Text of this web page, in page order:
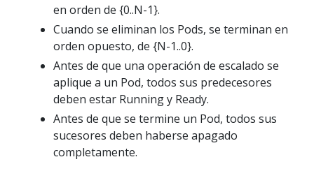
en orden de {0..N-1}.
Cuando se eliminan los Pods, se terminan en
orden opuesto, de {N-1..0}.
Antes de que una operación de escalado se
aplique a un Pod, todos sus predecesores
deben estar Running y Ready.
Antes de que se termine un Pod, todos sus
sucesores deben haberse apagado
completamente.